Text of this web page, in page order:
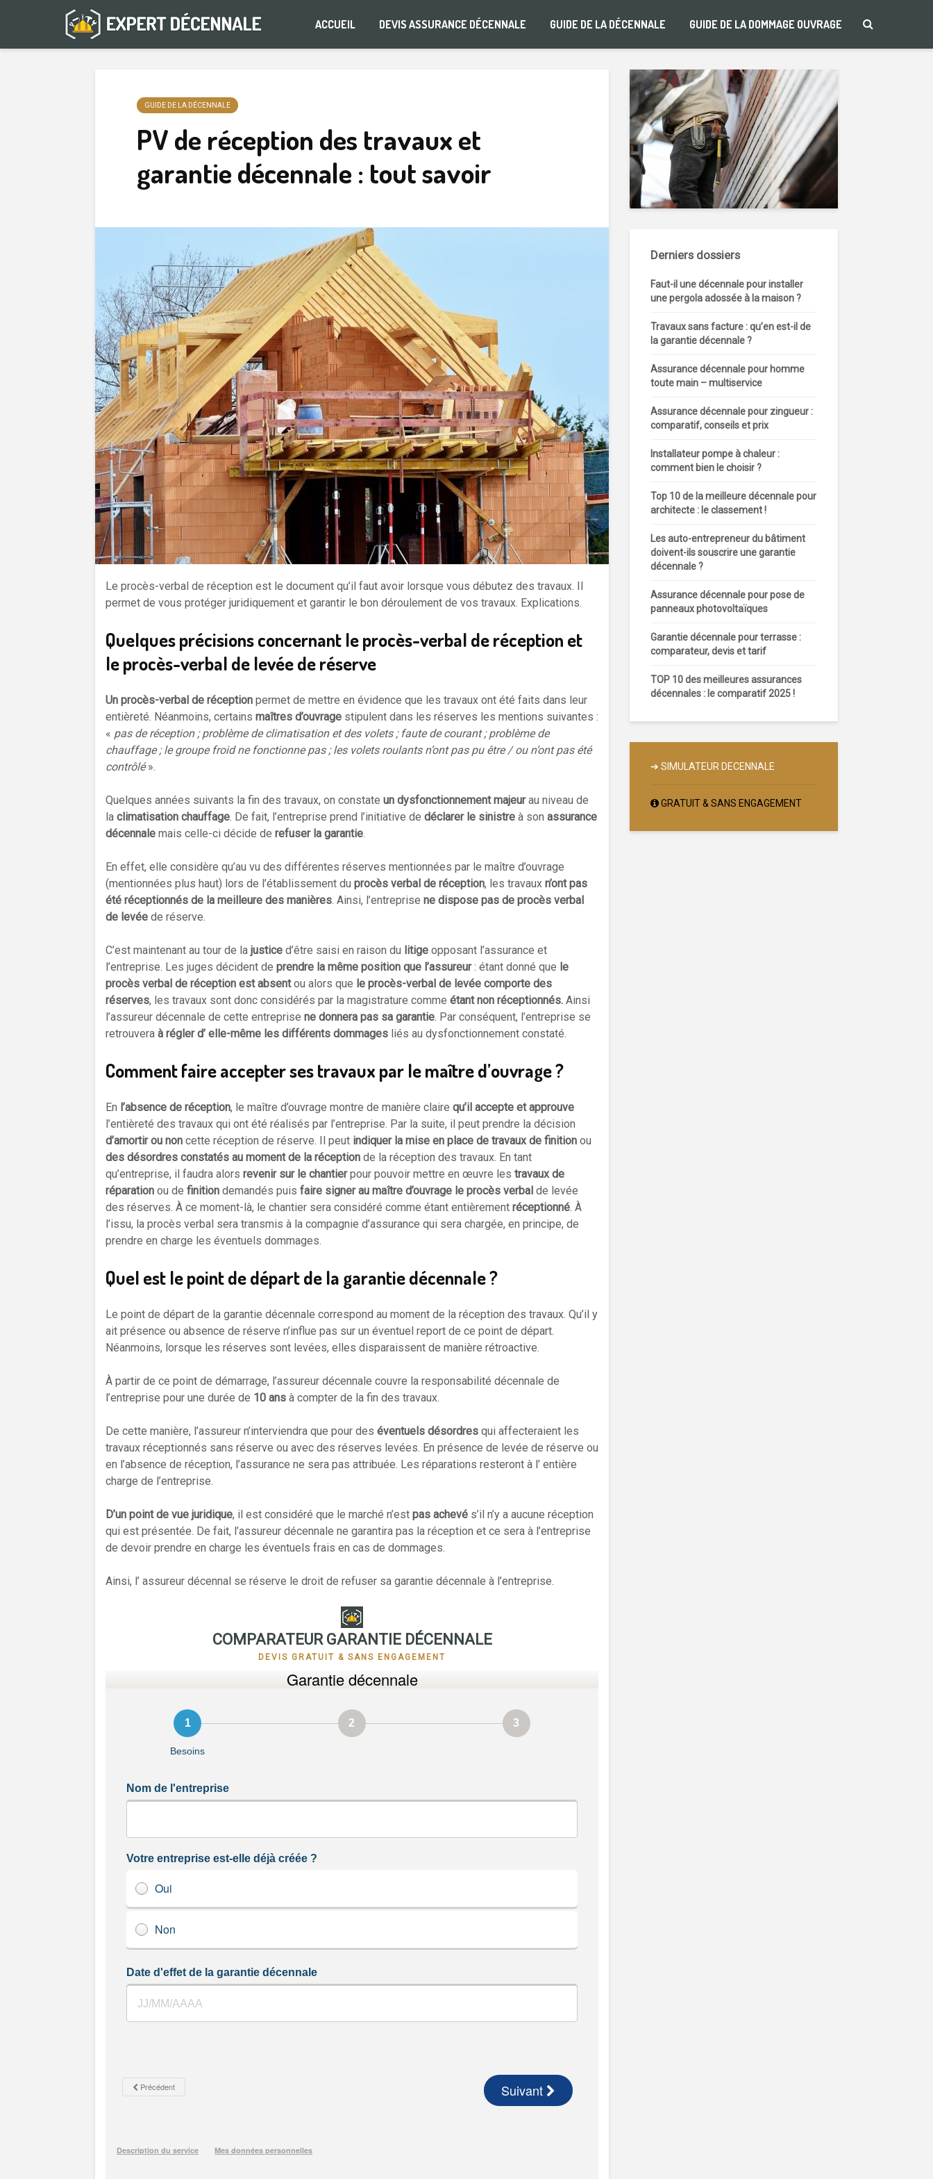
ACCUEIL DEVIS ASSURANCE DÉCENNALE GUIDE DE LA DÉCENNALE GUIDE DE LA DOMMAGE OUVRAGE
GUIDE DE LA DÉCENNALE
PV de réception des travaux et
garantie décennale : tout savoir
Le procès-verbal de réception est le document qu’il faut avoir lorsque vous débutez des travaux. Il
permet de vous protéger juridiquement et garantir le bon déroulement de vos travaux. Explications.
Quelques précisions concernant le procès-verbal de réception et
le procès-verbal de levée de réserve
Un procès-verbal de réception permet de mettre en évidence que les travaux ont été faits dans leur
entièreté. Néanmoins, certains maîtres d’ouvrage stipulent dans les réserves les mentions suivantes :
« pas de réception ; problème de climatisation et des volets ; faute de courant ; problème de
chauffage ; le groupe froid ne fonctionne pas ; les volets roulants n’ont pas pu être / ou n’ont pas été
contrôlé».
Quelques années suivants la fin des travaux, on constate un dysfonctionnement majeurau niveau de
la climatisation chauffage. De fait, l’entreprise prend l’initiative de déclarer le sinistre à son assurance
décennale mais celle-ci décide de refuser la garantie.
En effet, elle considère qu’au vu des différentes réserves mentionnées par le maître d’ouvrage
(mentionnées plus haut) lors de l’établissement du procès verbal de réception, les travaux n’ont pas
été réceptionnés de la meilleure des manières. Ainsi, l’entreprise ne dispose pas de procès verbal
de levée de réserve.
C’est maintenant au tour de la justice d’être saisi en raison du litige opposant l’assurance et
l’entreprise. Les juges décident de prendre la même position que l’assureur: étant donné que le
procès verbal de réception est absentou alors que le procès-verbal de levée comporte des
réserves, les travaux sont donc considérés par la magistrature comme étant non réceptionnés. Ainsi
l’assureur décennale de cette entreprise ne donnera pas sa garantie. Par conséquent, l’entreprise se
retrouvera à régler d’ elle-même les différents dommages liés au dysfonctionnement constaté.
Comment faire accepter ses travaux par le maître d’ouvrage ?
En l’absence de réception, le maître d’ouvrage montre de manière claire qu’il accepte et approuve
l’entièreté des travaux qui ont été réalisés par l’entreprise. Par la suite, il peut prendre la décision
d’amortir ou non cette réception de réserve. Il peut indiquer la mise en place de travaux de finition ou
des désordres constatés au moment de la réception de la réception des travaux. En tant
qu’entreprise, il faudra alors revenir sur le chantierpour pouvoir mettre en œuvre les travaux de
réparation ou de finition demandés puis faire signer au maître d’ouvrage le procès verbal de levée
des réserves. À ce moment-là, le chantier sera considéré comme étant entièrement réceptionné. À
l’issu, la procès verbal sera transmis à la compagnie d’assurance qui sera chargée, en principe, de
prendre en charge les éventuels dommages.
Quel est le point de départ de la garantie décennale ?
Le point de départ de la garantie décennale correspond au moment de la réception des travaux. Qu’il y
ait présence ou absence de réserve n’influe pas sur un éventuel report de ce point de départ.
Néanmoins, lorsque les réserves sont levées, elles disparaissent de manière rétroactive.
À partir de ce point de démarrage, l’assureur décennale couvre la responsabilité décennale de
l’entreprise pour une durée de 10 ans à compter de la fin des travaux.
De cette manière, l’assureur n’interviendra que pour des éventuels désordres qui affecteraient les
travaux réceptionnés sans réserve ou avec des réserves levées. En présence de levée de réserve ou
en l’absence de réception, l’assurance ne sera pas attribuée. Les réparations resteront à l’ entière
charge de l’entreprise.
D’un point de vue juridique, il est considéré que le marché n’est pas achevé s’il n’y a aucune réception
qui est présentée. De fait, l’assureur décennale ne garantira pas la réception et ce sera à l’entreprise
de devoir prendre en charge les éventuels frais en cas de dommages.
Ainsi, l’ assureur décennal se réserve le droit de refuser sa garantie décennale à l’entreprise.
COMPARATEUR GARANTIE DÉCENNALE
DEVIS GRATUIT & SANS ENGAGEMENT
Derniers dossiers
Faut-il une décennale pour installer
une pergola adossée à la maison ?
Travaux sans facture : qu’en est-il de
la garantie décennale ?
Assurance décennale pour homme
toute main – multiservice
Assurance décennale pour zingueur :
comparatif, conseils et prix
Installateur pompe à chaleur :
comment bien le choisir ?
Top 10 de la meilleure décennale pour
architecte : le classement !
Les auto-entrepreneur du bâtiment
doivent-ils souscrire une garantie
décennale ?
Assurance décennale pour pose de
panneaux photovoltaïques
Garantie décennale pour terrasse :
comparateur, devis et tarif
TOP 10 des meilleures assurances
décennales : le comparatif 2025 !
➔ SIMULATEUR DECENNALE
GRATUIT & SANS ENGAGEMENT